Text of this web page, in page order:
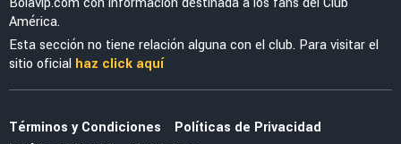
NOTICIAS
Antonio Mohamed advirtió al América y la Liga
MX sobre la MLS